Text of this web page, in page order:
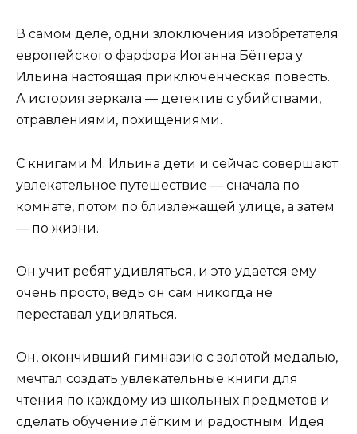
В самом деле, одни злоключения изобретателя
европейского фарфора Иоганна Бётгера у
Ильина настоящая приключенческая повесть.
А история зеркала — детектив с убийствами,
отравлениями, похищениями.
С книгами М. Ильина дети и сейчас совершают
увлекательное путешествие — сначала по
комнате, потом по близлежащей улице, а затем
— по жизни.
Он учит ребят удивляться, и это удается ему
очень просто, ведь он сам никогда не
переставал удивляться.
Он, окончивший гимназию с золотой медалью,
мечтал создать увлекательные книги для
чтения по каждому из школьных предметов и
сделать обучение лёгким и радостным. Идея